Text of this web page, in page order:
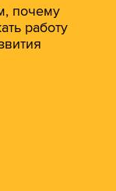
почему
работу